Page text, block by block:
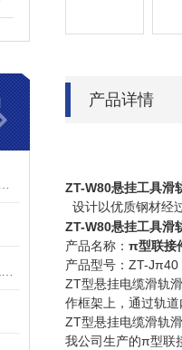
产品详情
ZT-W80悬挂工具滑
设计以优质钢材经
ZT-W80悬挂工具滑
产品名称： π型联接
产品型号：ZT-Jπ40
ZT型悬挂电缆滑轨
作框架上，通过轨
ZT型悬挂电缆滑轨
我公司生产的π型联